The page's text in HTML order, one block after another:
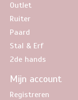
Outlet
Ruiter
Paard
Stal & Erf
2de hands
Mijn account
Registreren